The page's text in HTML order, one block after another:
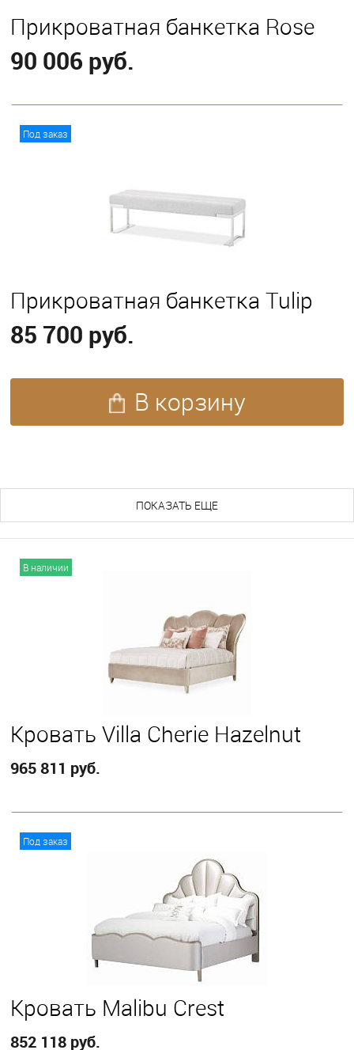
Прикроватная банкетка Rose
90 006 руб.
Под заказ
Прикроватная банкетка Tulip
85 700 руб.
В корзину
ПОКАЗАТЬ ЕЩЕ
В наличии
Кровать Villa Cherie Hazelnut
965 811 руб.
Eastern King Queen
Под заказ
Кровать Malibu Crest
852 118 руб.